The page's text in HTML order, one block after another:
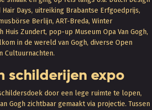
Hair Days, uitreiking Brabantse Erfgoedprijs,
Berlijn, ART-Breda, Winter
Huis Zundert, pop-up Museum Opa Van Gogh,
in de wereld van Gogh, diverse Open
Cultuurnachten.
schilderijen expo
door een lege ruimte te lopen,
Gogh zichtbaar gemaakt via projectie. Tussen